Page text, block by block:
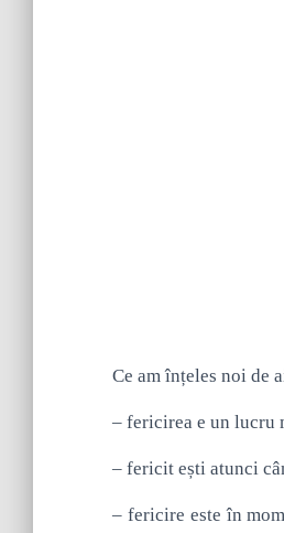
Ce am înțeles noi de
– fericirea e un lucru
– fericit ești atunci
– fericire este în